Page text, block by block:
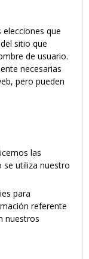
que
sitio que
de usuario.
necesarias
pero pueden
las
se utiliza nuestro
para
referente
nuestros